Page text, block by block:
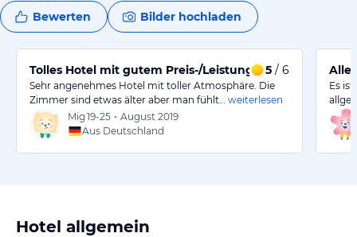
Bewerten Bilder hochladen
Tolles Hotel mit gutem Preis-/Leistungsverhältnis
5 / 6
Sehr angenehmes Hotel mit toller Atmosphäre. Die
Zimmer sind etwas älter aber man fühlt…
weiterlesen
Mig 19-25 • August 2019
Aus Deutschland
Es
Hotel allgemein